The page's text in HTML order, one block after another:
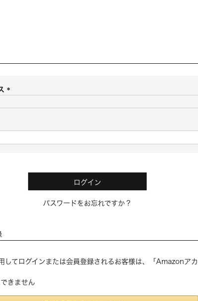
ログイン
パスワードをお忘れですか？
てログインまたは会員登録されるお客様は、「Amazonア
きません